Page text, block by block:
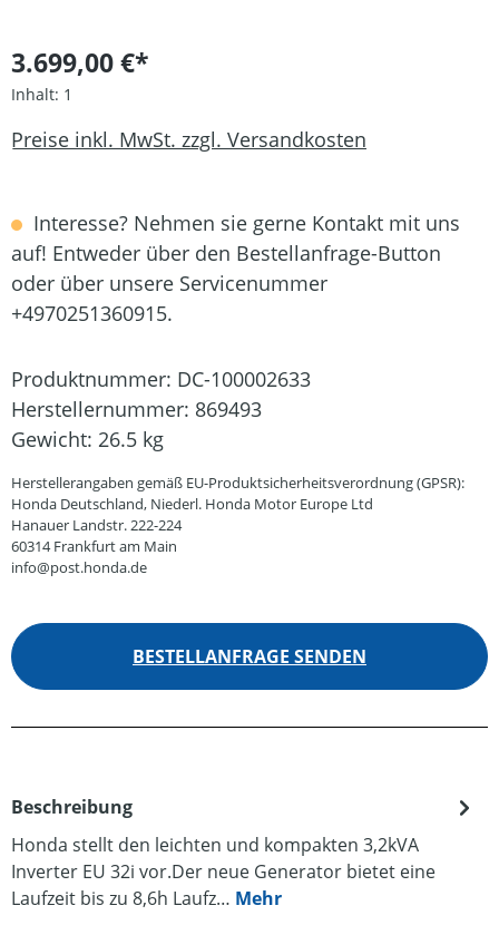
3.699,00 €*
Inhalt: 1
Preise inkl. MwSt. zzgl. Versandkosten
Interesse? Nehmen sie gerne Kontakt mit uns
auf! Entweder über den Bestellanfrage-Button
oder über unsere Servicenummer
+4970251360915.
Produktnummer: DC-100002633
Herstellernummer: 869493
Gewicht: 26.5 kg
Herstellerangaben gemäß EU-Produktsicherheitsverordnung (GPSR):
Honda Deutschland, Niederl. Honda Motor Europe Ltd
Hanauer Landstr. 222-224
60314 Frankfurt am Main
info@post.honda.de
BESTELLANFRAGE SENDEN
Beschreibung
Honda stellt den leichten und kompakten 3,2kVA
Inverter EU 32i vor.Der neue Generator bietet eine
Laufzeit bis zu 8,6h Laufz… Mehr